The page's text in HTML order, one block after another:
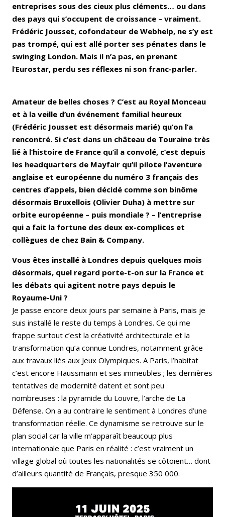
entreprises sous des cieux plus cléments… ou dans
des pays qui s’occupent de croissance – vraiment.
Frédéric Jousset, cofondateur de Webhelp, ne s’y est
pas trompé, qui est allé porter ses pénates dans le
swinging London. Mais il n’a pas, en prenant
l’Eurostar, perdu ses réflexes ni son franc-parler.
Amateur de belles choses ? C’est au Royal Monceau
et à la veille d’un événement familial heureux
(Frédéric Jousset est désormais marié) qu’on l’a
rencontré. Si c’est dans un château de Touraine très
lié à l’histoire de France qu’il a convolé, c’est depuis
les headquarters de Mayfair qu’il pilote l’aventure
anglaise et européenne du numéro 3 français des
centres d’appels, bien décidé comme son binôme
désormais Bruxellois (Olivier Duha) à mettre sur
orbite européenne – puis mondiale ? – l’entreprise
qui a fait la fortune des deux ex-complices et
collègues de chez Bain & Company.
Vous êtes installé à Londres depuis quelques mois
désormais, quel regard porte-t-on sur la France et
les débats qui agitent notre pays depuis le
Royaume-Uni ?
Je passe encore deux jours par semaine à Paris, mais je
suis installé le reste du temps à Londres. Ce qui me
frappe surtout c’est la créativité architecturale et la
transformation qu’a connue Londres, notamment grâce
aux travaux liés aux Jeux Olympiques. A Paris, l’habitat
c’est encore Haussmann et ses immeubles ; les dernières
tentatives de modernité datent et sont peu
nombreuses : la pyramide du Louvre, l’arche de La
Défense. On a au contraire le sentiment à Londres d’une
transformation réelle. Ce dynamisme se retrouve sur le
plan social car la ville m’apparaît beaucoup plus
internationale que Paris en réalité : c’est vraiment un
village global où toutes les nationalités se côtoient… dont
d’ailleurs quantité de Français, presque 350 000.